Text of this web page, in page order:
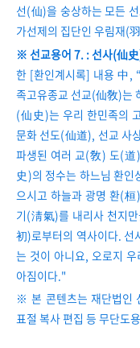
선(仙)을 숭상하는 모든
가선제의 집단인 우림재(
※ 선교용어 7. : 선사(仙
한 [환인계시록] 내용 中,
족고유종교 선교(仙敎)는
(仙史)는 우리 한민족의
문화 선도(仙道), 선교 사
파생된 여러 교(敎) 도(
史)의 정수는 하느님 환인
으시고 하늘과 광명 환(
기(淸氣)를 내리사 천지
初)로부터의 역사이다.
는 것이 아니요, 오로지
아짐이다."
※ 본 콘텐츠는 재단법인
표절 복사 편집 등 무단도